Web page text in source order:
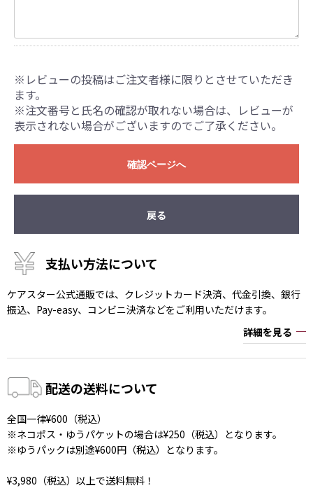
※レビューの投稿はご注文者様に限りとさせていただき
ます。
※注文番号と氏名の確認が取れない場合は、レビューが
表示されない場合がございますのでご了承ください。
確認ページへ
戻る
支払い方法について
ケアスター公式通販では、クレジットカード決済、代金引換、銀行
振込、Pay-easy、コンビニ決済などをご利用いただけます。
詳細を見る
配送の送料について
全国一律¥600（税込）
※ネコポス・ゆうパケットの場合は¥250（税込）となります。
※ゆうパックは別途¥600円（税込）となります。
¥3,980（税込）以上で送料無料！